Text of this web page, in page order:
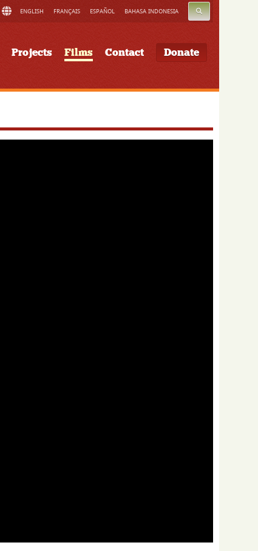
ENGLISH FRANÇAIS ESPAÑOL BAHASA INDONESIA SEARCH
Projects Films Contact Donate